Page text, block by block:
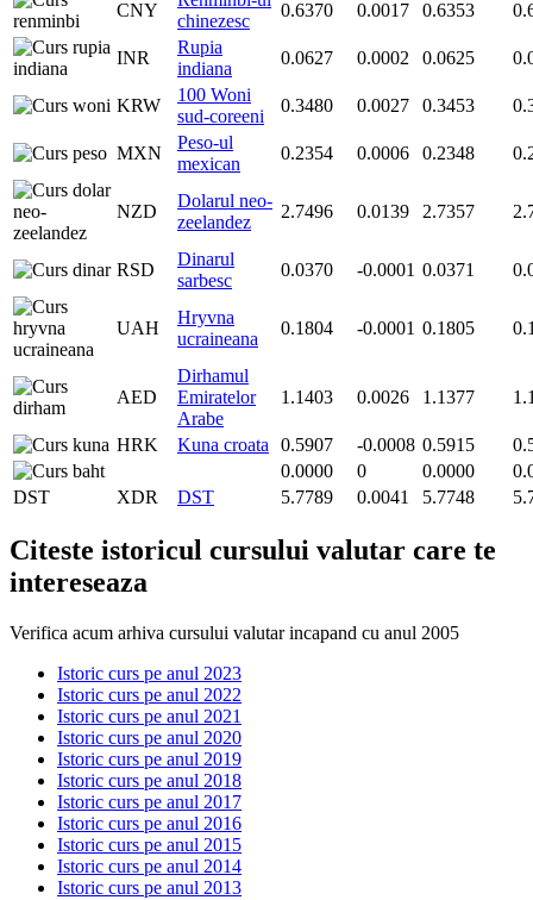
CNY
chinezesc
0.6370 0.0017 0.6353
INR
Rupia
indiana
0.0627 0.0002 0.0625
KRW
100 Woni
sud-coreeni
0.3480 0.0027 0.3453
MXN
Peso-ul
mexican
0.2354 0.0006 0.2348
NZD
Dolarul neo-
zeelandez
2.7496 0.0139 2.7357
RSD
Dinarul
sarbesc
0.0370 -0.0001 0.0371
UAH
Hryvna
ucraineana
0.1804 -0.0001 0.1805
AED
Dirhamul
Emiratelor
Arabe
1.1403 0.0026 1.1377
HRK Kuna croata 0.5907 -0.0008 0.5915
0.0000
0 0.0000
DST
XDR DST 5.7789 0.0041 5.7748
Citeste istoricul cursului valutar care te
intereseaza
Verifica acum arhiva cursului valutar incapand cu anul 2005
Istoric curs pe anul 2023
Istoric curs pe anul 2022
Istoric curs pe anul 2021
Istoric curs pe anul 2020
Istoric curs pe anul 2019
Istoric curs pe anul 2018
Istoric curs pe anul 2017
Istoric curs pe anul 2016
Istoric curs pe anul 2015
Istoric curs pe anul 2014
Istoric curs pe anul 2013